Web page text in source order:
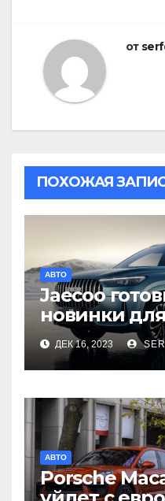
от
ПОХОЖАЯ
АВТО
Jaecoo
новинки
рынка
ДЕК 16, 2023
АВТО
Porsche